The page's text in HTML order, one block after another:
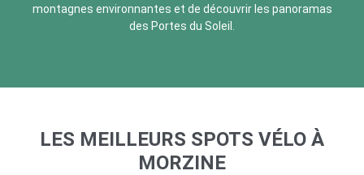
montagnes environnantes et de découvrir les panoramas
des Portes du Soleil.
LES MEILLEURS SPOTS VÉLO À
MORZINE